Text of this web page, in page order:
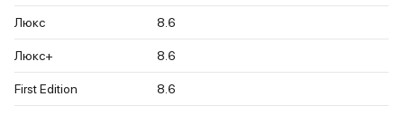
Люкс 8.6
Люкс+ 8.6
First Edition 8.6